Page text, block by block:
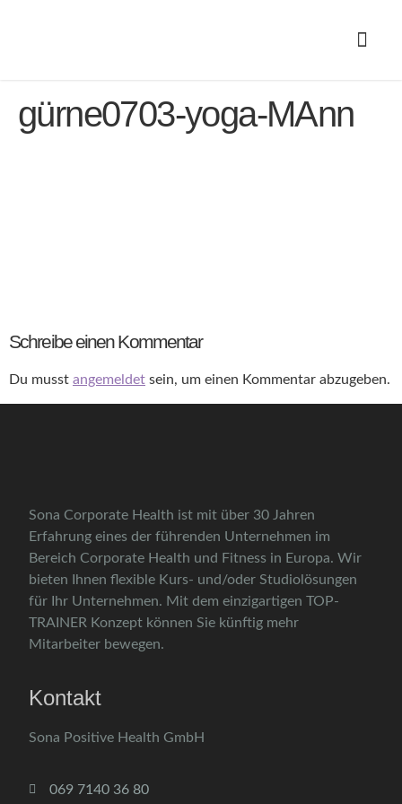
gürne0703-yoga-MAnn
Schreibe einen Kommentar
Du musst angemeldet sein, um einen Kommentar abzugeben.
Sona Corporate Health ist mit über 30 Jahren
Erfahrung eines der führenden Unternehmen im
Bereich Corporate Health und Fitness in Europa. Wir
bieten Ihnen flexible Kurs- und/oder Studiolösungen
für Ihr Unternehmen. Mit dem einzigartigen TOP-
TRAINER Konzept können Sie künftig mehr
Mitarbeiter bewegen.
Kontakt
Sona Positive Health GmbH
069 7140 36 80